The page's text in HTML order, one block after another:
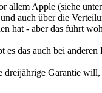
Apple (siehe
auch über die
hat - aber das führt
das auch bei
dreijährige Garantie